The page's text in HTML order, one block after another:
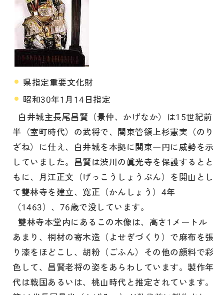
県指定重要文化財
昭和30年1月14日指定
白井城主長尾昌賢（景仲、かげなか）は15世紀前
半（室町時代）の武将で、関東管領上杉憲実（のり
ざね）に仕え、白井城を本拠に関東一円に威勢を示
していました。昌賢は渋川の眞光寺を保護するとと
もに、月江正文（げっこうしょうぶん）を開山とし
て雙林寺を建立、寛正（かんしょう）4年
（1463）、76歳で没しています。
雙林寺本堂内にあるこの木像は、高さ1メートル
あまり、桐材の寄木造（よせぎづくり）で麻布を張
り漆をほどこし、胡粉（ごふん）その他の顔料で彩
色して、昌賢老将の姿をあらわしています。製作年
代は戦国あるいは、桃山時代と推定されています。